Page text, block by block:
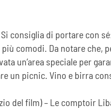
consiglia di portare con
comodi. Da notare che,
un’area speciale per
un picnic. Vino e birra
del film) – Le comptoir